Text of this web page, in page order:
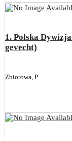
1. Polska
gevecht)
Zbiorowa, P.